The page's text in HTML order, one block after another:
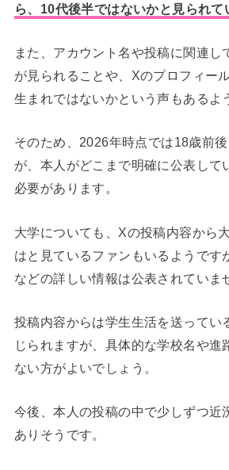
ら、10代後半ではないかと見られて
また、アカウント名や投稿に関連し
が見られることや、Xのプロフィー
生まれではないかという声もあるよ
そのため、2026年時点では18歳前
が、本人がどこまで明確に公表して
必要があります。
大学についても、Xの投稿内容から
はと見ているファンもいるようです
などの詳しい情報は公表されていま
投稿内容からは学生生活を送ってい
じられますが、具体的な学校名や進
ない方がよいでしょう。
今後、本人の投稿の中で少しずつ近
ありそうです。